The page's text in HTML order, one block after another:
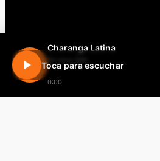
Charanga Latina
En vivo 24h
0:00
Toca para escuchar